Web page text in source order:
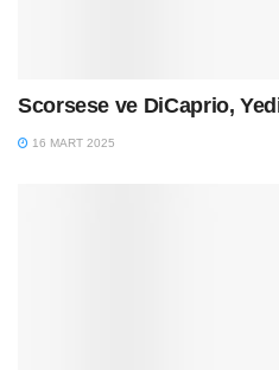
Scorsese ve DiCaprio,
16 MART 2025